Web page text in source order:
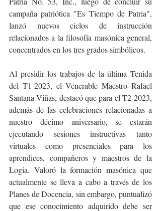
campaña patriótica "Es Tiempo de Patria",
lanzó nuevos ciclos de instrucción
relacionados a la filosofía masónica general,
concentrados en los tres grados simbólicos.
Al presidir los trabajos de la última Tenida
del T1-2023, el Venerable Maestro Rafael
Santana Viñas, destacó que para el T2-2023,
además de las celebraciones relacionadas a
nuestro décimo aniversario, se estarán
ejecutando sesiones instructivas tanto
virtuales como presenciales para los
aprendices, compañeros y maestros de la
Logia. Valoró la formación masónica que
actualmente se lleva a cabo a través de los
Planes de Docencia, sin embargo, puntualizó
que ese conocimiento adquirido debe ser